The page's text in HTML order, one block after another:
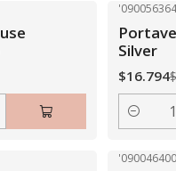
Silver
$16.794
Cantidad